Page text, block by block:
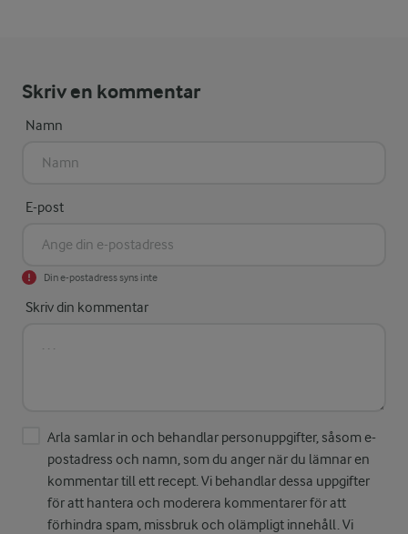
Skriv en kommentar
Namn
E-post
Din e-postadress syns inte
Skriv din kommentar
Arla samlar in och behandlar personuppgifter, såsom e-
postadress och namn, som du anger när du lämnar en
kommentar till ett recept. Vi behandlar dessa uppgifter
för att hantera och moderera kommentarer för att
förhindra spam, missbruk och olämpligt innehåll. Vi